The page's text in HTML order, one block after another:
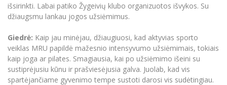
išsirinkti. Labai patiko Žygeivių klubo organizuotos išvykos. Su
džiaugsmu lankau jogos užsiėmimus.
Giedrė: Kaip jau minėjau, džiaugiuosi, kad aktyvias sporto
veiklas MRU papildė mažesnio intensyvumo užsiėmimais, tokiais
kaip joga ar pilates. Smagiausia, kai po užsiėmimo išeini su
sustiprėjusiu kūnu ir prašviesėjusia galva. Juolab, kad vis
spartėjančiame gyvenimo tempe sustoti darosi vis sudėtingiau.